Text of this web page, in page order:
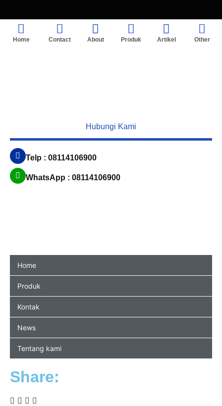
Home Contact About Produk Artikel Other
Hubungi Kami
Telp : 08114106900
WhatsApp : 08114106900
Home
Produk
Kontak
News
Tentang kami
Share: